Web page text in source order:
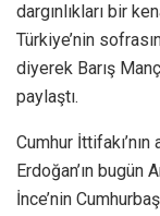
dargınlıkları bir
Türkiye’nin
diyerek Barış
paylaştı.
Cumhur
Erdoğan’ın bugün
İnce’nin